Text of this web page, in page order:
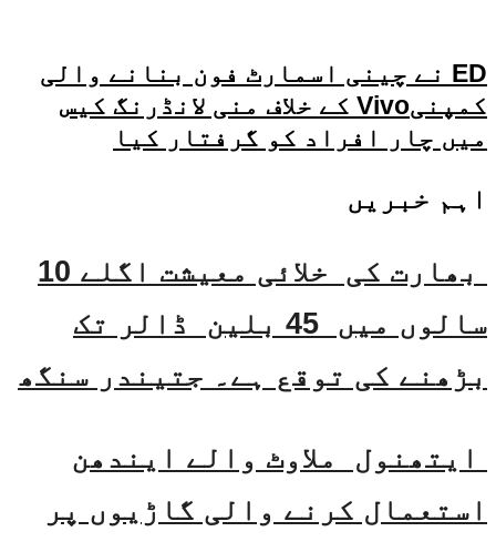
ED نے چینی اسمارٹ فون بنانے والی
کمپنیVivo کے خلاف منی لانڈرنگ کیس
میں چار افراد کو گرفتار کیا
اہم خبریں
بھارت کی خلائی معیشت اگلے 10
سالوں میں 45 بلین ڈالر تک
بڑھنے کی توقع ہے۔ جتیندر سنگھ
ایتھنول ملاوٹ والے ایندھن
استعمال کرنے والی گاڑیوں پر